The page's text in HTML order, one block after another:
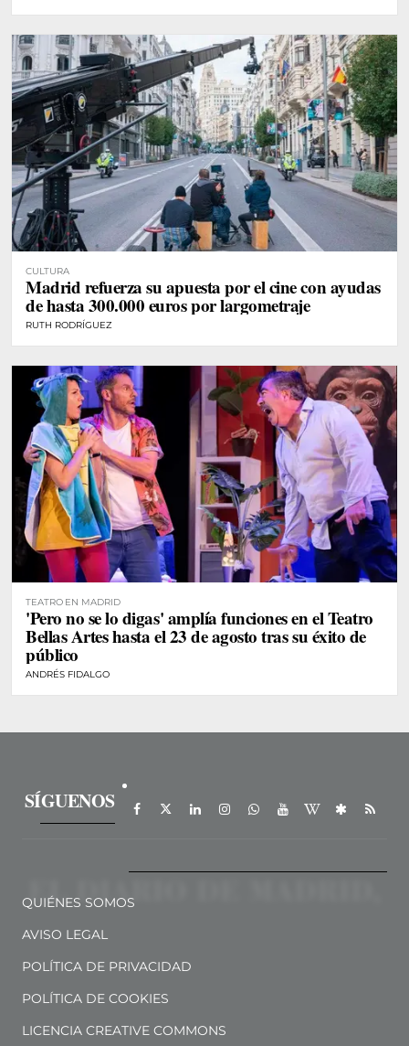
CULTURA
Madrid refuerza su apuesta por el cine con ayudas
de hasta 300.000 euros por largometraje
RUTH RODRÍGUEZ
TEATRO EN MADRID
'Pero no se lo digas' amplía funciones en el Teatro
Bellas Artes hasta el 23 de agosto tras su éxito de
público
ANDRÉS FIDALGO
SÍGUENOS
QUIÉNES SOMOS
AVISO LEGAL
POLÍTICA DE PRIVACIDAD
POLÍTICA DE COOKIES
LICENCIA CREATIVE COMMONS